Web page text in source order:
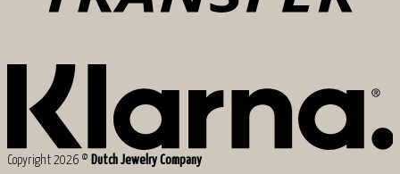
Copyright 2026 © Dutch Jewelry Company